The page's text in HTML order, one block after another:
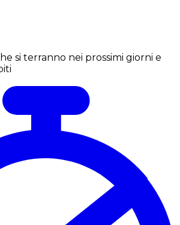
si terranno nei prossimi giorni e